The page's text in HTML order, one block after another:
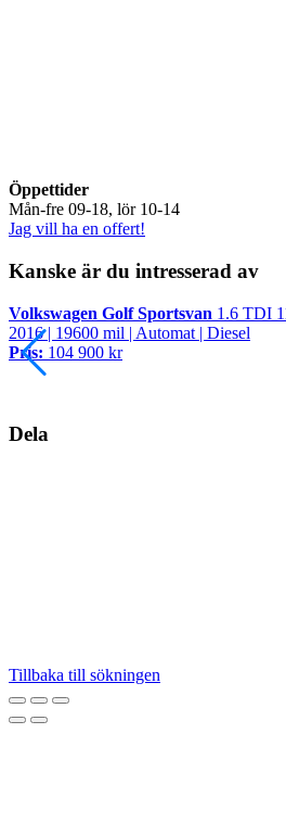
Öppettider
Mån-fre 09-18, lör 10-14
Jag vill ha en offert!
Kanske är du intresserad av
Volkswagen Golf Sportsvan 1.6 TDI
2016 | 19600 mil | Automat | Diesel
Pris: 104 900 kr
Dela
Tillbaka till sökningen